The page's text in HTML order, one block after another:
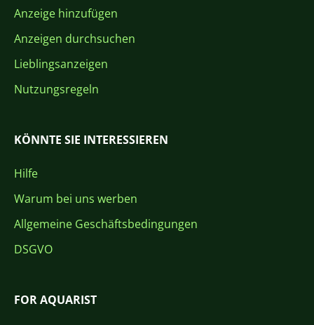
Anzeige hinzufügen
Anzeigen durchsuchen
Lieblingsanzeigen
Nutzungsregeln
KÖNNTE SIE INTERESSIEREN
Hilfe
Warum bei uns werben
Allgemeine Geschäftsbedingungen
DSGVO
FOR AQUARIST